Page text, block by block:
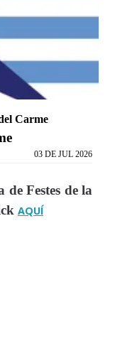
Carme
03 DE JUL 2026
de Festes de la
AQUÍ